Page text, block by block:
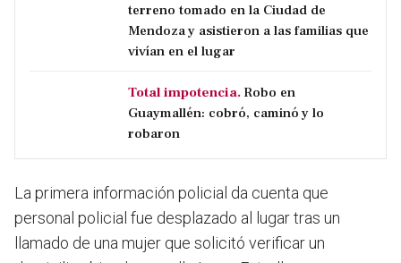
terreno tomado en la Ciudad de
Mendoza y asistieron a las familias que
vivían en el lugar
Total impotencia. Robo en
Guaymallén: cobró, caminó y lo
robaron
La primera información policial da cuenta que
personal policial fue desplazado al lugar tras un
llamado de una mujer que solicitó verificar un